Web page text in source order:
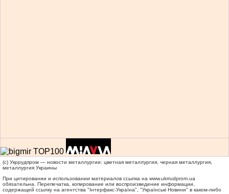
(c) Укррудпром — новости металлургии: цветная металлургия, черная металлургия,
металлургия Украины
При цитировании и использовании материалов ссылка на www.ukrrudprom.ua
обязательна. Перепечатка, копирование или воспроизведение информации,
содержащей ссылку на агентства "Iнтерфакс-Україна", "Українськi Новини" в каком-либо